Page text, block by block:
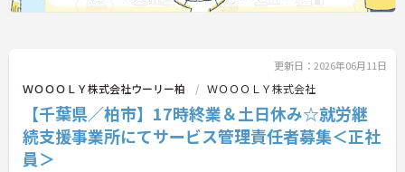
更新日：2026年06月11日
ＷＯＯＯＬＹ株式会社ウーリー柏 ＷＯＯＯＬＹ株式会社
【千葉県／柏市】17時終業＆土日休み☆就労継
続支援事業所にてサービス管理責任者募集＜正社
員＞